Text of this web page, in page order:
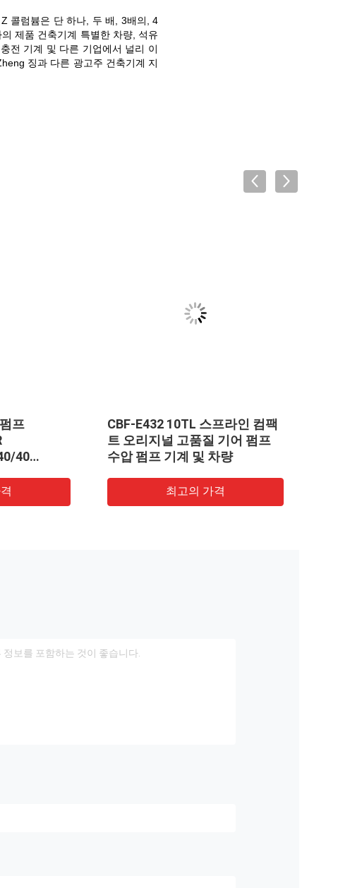
콜럼븀은 단 하나, 두 배, 3배의, 4
제품 건축기계 특별한 차량, 석유
전 기계 및 다른 기업에서 널리 이
징과 다른 광고주 건축기계 지
프
40
펌프 건
CBF-E432 10TL 스프라인 컴팩
트 오리지널 고품질 기어 펌프
수압 펌프 기계 및 차량
최고의 가격